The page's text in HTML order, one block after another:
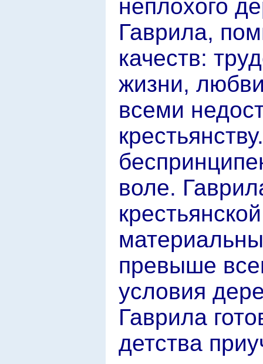
неплохого
Гаврила,
качеств:
жизни,
всеми
воле.
превыше
условия
Гаврила
детства